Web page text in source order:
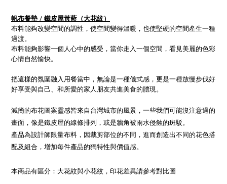
帆布餐墊 / 鐵皮屋黃藍（大花紋）
布料能夠改變空間的調性，使空間變得溫暖，也使堅硬的空間產生一種
過渡。
布料能夠影響一個人心中的感受，當你走入一個空間，看見美麗的色彩
心情自然愉快。
把這樣的氛圍融入用餐當中，無論是一種儀式感，更是一種放慢步伐好
好享受與自己、和所愛的家人朋友共進美食的體現。
減簡的布花圖案靈感皆來自台灣城市的風景，一些我們可能沒注意過的
畫面，像是鐵皮屋的線條排列，或是牆角被雨水侵蝕的斑駁。
產品為設計師限量布料，因裁剪部位的不同，進而創造出不同的花色搭
配及組合，增加每件產品的獨特性與價值感。
本商品有區分：大花紋與小花紋，印花差異請參考對比圖